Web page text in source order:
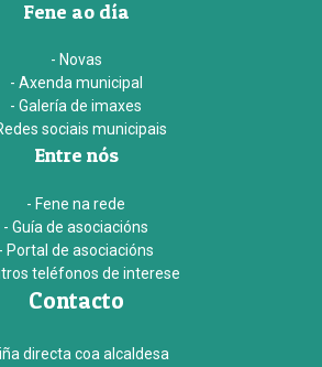
Fene ao día
- Novas
- Axenda municipal
- Galería de imaxes
sociais municipais
Entre nós
- Fene na rede
- Guía de asociacións
- Portal de asociacións
teléfonos de interese
Contacto
directa coa alcaldesa